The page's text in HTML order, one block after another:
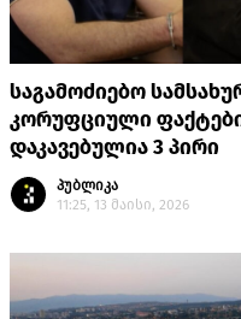
საგამოძიებო
კორუფციული
დაკავებულია 3 პირი
პუბლიკა
11:25, 13 მაისი, 2026